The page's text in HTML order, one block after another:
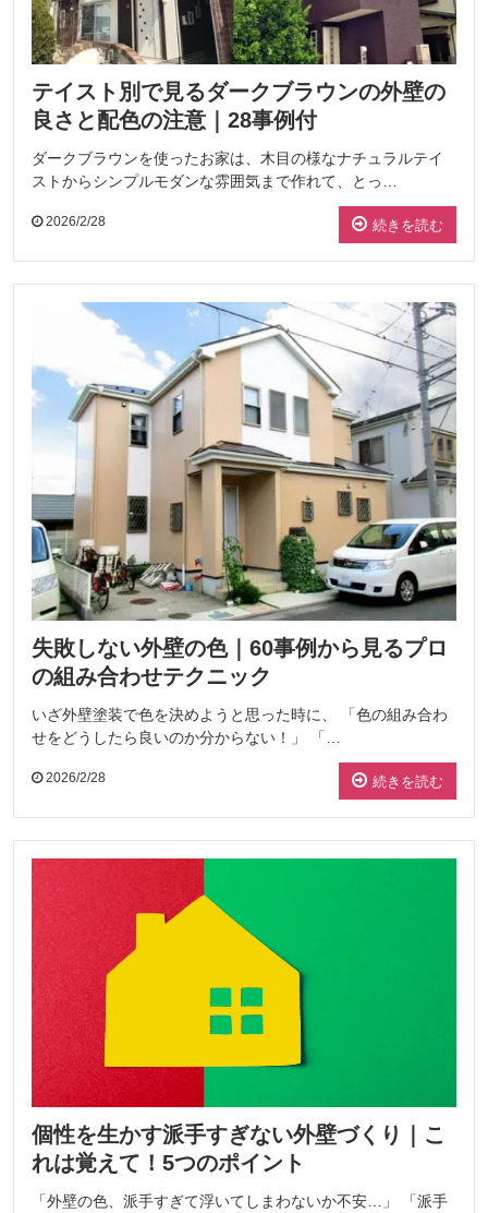
テイスト別で見るダークブラウンの外壁の
良さと配色の注意｜28事例付
ダークブラウンを使ったお家は、木目の様なナチュラルテイ
ストからシンプルモダンな雰囲気まで作れて、とっ…
2026/2/28 続きを読む
失敗しない外壁の色｜60事例から見るプロ
の組み合わせテクニック
いざ外壁塗装で色を決めようと思った時に、 「色の組み合わ
せをどうしたら良いのか分からない！」 「…
2026/2/28 続きを読む
個性を生かす派手すぎない外壁づくり｜こ
れは覚えて！5つのポイント
「外壁の色、派手すぎて浮いてしまわないか不安…」 「派手